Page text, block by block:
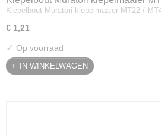
Klepelbout Muratori klepelmaaier MT22 /
€ 1,21
✓ Op voorraad
IN WINKELWAGEN